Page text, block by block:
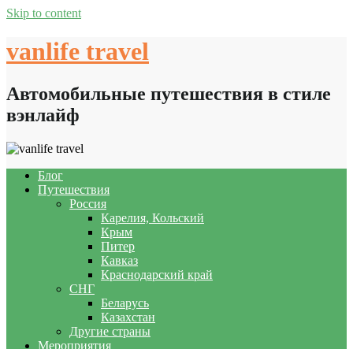
Skip to content
vanlife travel
Автомобильные путешествия в стиле
вэнлайф
Блог
Путешествия
Россия
Карелия, Кольский
Крым
Питер
Кавказ
Краснодарский край
СНГ
Беларусь
Казахстан
Другие страны
Мероприятия